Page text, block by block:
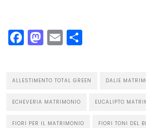
Facebook
Mastodon
Email
ALLESTIMENTO TOTAL GREEN DALIE
ECHEVERIA MATRIMONIO EUCALIPTO
FIORI PER IL MATRIMONIO FIORI TONI DEL